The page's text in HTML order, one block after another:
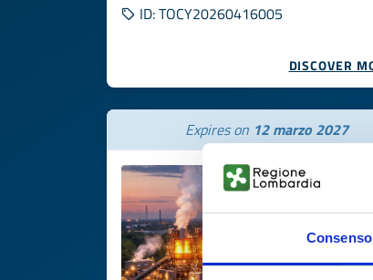
Consenso
ID: TOCY20260416005
DISCOVER
Expires on 12 marzo 2027